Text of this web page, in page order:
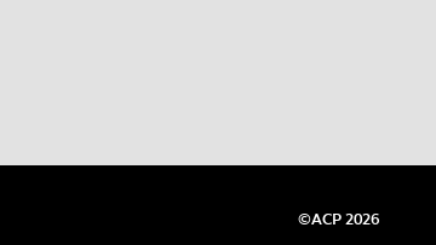
©ACP 2026